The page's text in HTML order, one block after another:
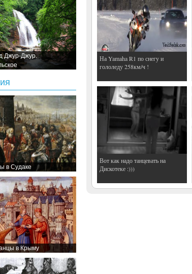
Джур-Джур.
в Судаке
в Крыму
На Yamaha R1 по снегу и
гололеду 258км/ч !
Вот как надо танцевать на
Дискотеке :)))